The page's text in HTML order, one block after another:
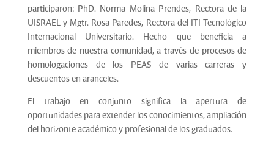
participaron: PhD. Norma Molina Prendes, Rectora de la
UISRAEL y Mgtr. Rosa Paredes, Rectora del ITI Tecnológico
Internacional Universitario. Hecho que beneficia a
miembros de nuestra comunidad, a través de procesos de
homologaciones de los PEAS de varias carreras y
descuentos en aranceles.
El trabajo en conjunto significa la apertura de
oportunidades para extender los conocimientos, ampliación
del horizonte académico y profesional de los graduados.